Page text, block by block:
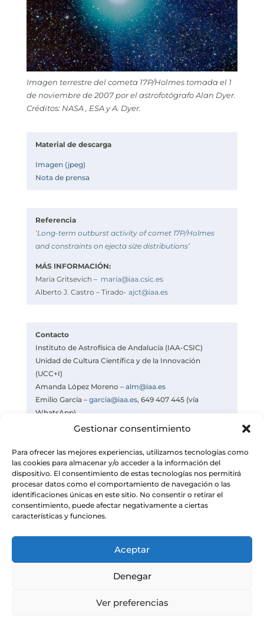
Gestionar consentimiento
Para ofrecer las mejores experiencias, utilizamos tecnologías como
las cookies para almacenar y/o acceder a la información del
dispositivo. El consentimiento de estas tecnologías nos permitirá
procesar datos como el comportamiento de navegación o las
identificaciones únicas en este sitio. No consentir o retirar el
consentimiento, puede afectar negativamente a ciertas
características y funciones.
Aceptar
Denegar
Ver preferencias
Imagen terrestre del cometa 17P/Holmes tomada el 1
de noviembre de 2007 por el astrofotógrafo Alan Dyer.
Créditos: NASA , ESA y A. Dyer.
Material de descarga
Imagen (jpeg)
Nota de prensa
Referencia
‘Long-term outburst activity of comet 17P/Holmes
and constraints on ejecta size distributions’
MÁS INFORMACIÓN:
Maria Gritsevich – maria@iaa.csic.es
Alberto J. Castro – Tirado- ajct@iaa.es
Contacto
Instituto de Astrofísica de Andalucía (IAA-CSIC)
Unidad de Cultura Científica y de la Innovación
(UCC+I)
Amanda López Moreno – alm@iaa.es
Emilio García – garcia@iaa.es, 649 407 445 (vía
WhatsApp)
Celia Navas –navas@iaa.es